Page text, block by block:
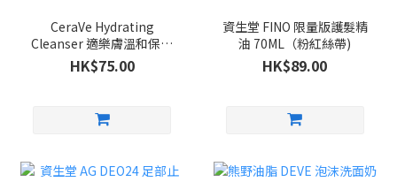
CeraVe Hydrating
Cleanser 適樂膚溫和保濕
潔膚露 236ml
HK$75.00
資生堂 FINO 限量版護髮精
油 70ML（粉紅絲帶)
HK$89.00